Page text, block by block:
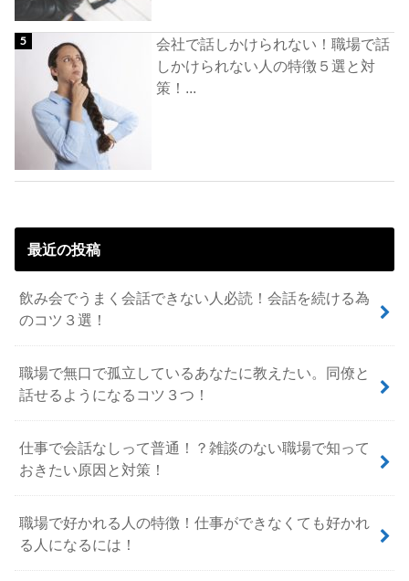
会社で話しかけられない！職場で話
しかけられない人の特徴５選と対
策！...
最近の投稿
飲み会でうまく会話できない人必読！会話を続ける為
のコツ３選！
職場で無口で孤立しているあなたに教えたい。同僚と
話せるようになるコツ３つ！
仕事で会話なしって普通！？雑談のない職場で知って
おきたい原因と対策！
職場で好かれる人の特徴！仕事ができなくても好かれ
る人になるには！